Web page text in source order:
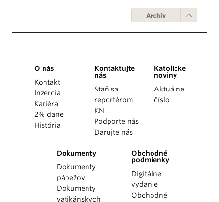
Archív
O nás
Kontakt
Inzercia
Kariéra
2% dane
História
Kontaktujte
nás
Staň sa
reportérom
KN
Podporte nás
Darujte nás
Katolícke
noviny
Aktuálne
číslo
Dokumenty
Dokumenty
pápežov
Dokumenty
vatikánskych
Obchodné
podmienky
Digitálne
vydanie
Obchodné